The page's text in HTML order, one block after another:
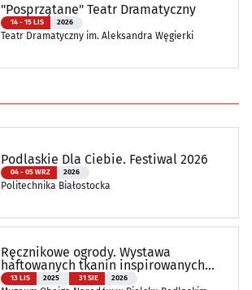
"Posprzątane" Teatr Dramatyczny
14 - 15 LIS 2026
Teatr Dramatyczny im. Aleksandra Węgierki
Podlaskie Dla Ciebie. Festiwal 2026
04 - 05 WRZ 2026
Politechnika Białostocka
Ręcznikowe ogrody. Wystawa
haftowanych tkanin inspirowanych
naturą
13 LIS 2025 31 SIE 2026